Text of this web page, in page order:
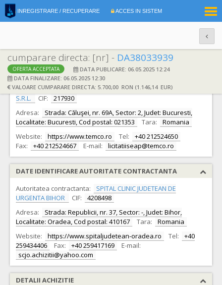
INREGISTRARE / RECUPERARE ACCES IN SISTEM
cumparare directa: [nr] - DA38033939
OFERTA ACCEPTATA
DATA PUBLICARE: 06.05.2025 12:24
DATA FINALIZARE: 06.05.2025 12:30
VALOARE CUMPARARE DIRECTA: 5.700,00 RON (1.146,14 EUR)
DATE IDENTIFICARE OFERTANT
Ofertant: S.C. TEHNO ELECTRO MEDICAL COMPANY S.R.L.
S.R.L.
CIF:
217930
Adresa:
Strada: Căluşei, nr. 69A, Sector: 2, Judet: Bucuresti,
Localitate: Bucuresti, Cod postal: 021353
Tara:
Romania
Website:
https://www.temco.ro Tel:
+40 212524650
Fax:
+40 212524667 E-mail: licitatiiseap@temco.ro
DATE IDENTIFICARE AUTORITATE CONTRACTANTA
Autoritatea contractanta:
SPITAL CLINIC JUDETEAN DE
URGENTA BIHOR
CIF:
4208498
Adresa:
Strada: Republicii, nr. 37, Sector: -, Judet: Bihor,
Localitate: Oradea, Cod postal: 410167
Tara:
Romania
Website:
https://www.spitaljudetean-oradea.ro Tel:
+40
259434406
Fax: +40 259417169
E-mail:
scjo.achizitii@yahoo.com
DETALII ACHIZITIE